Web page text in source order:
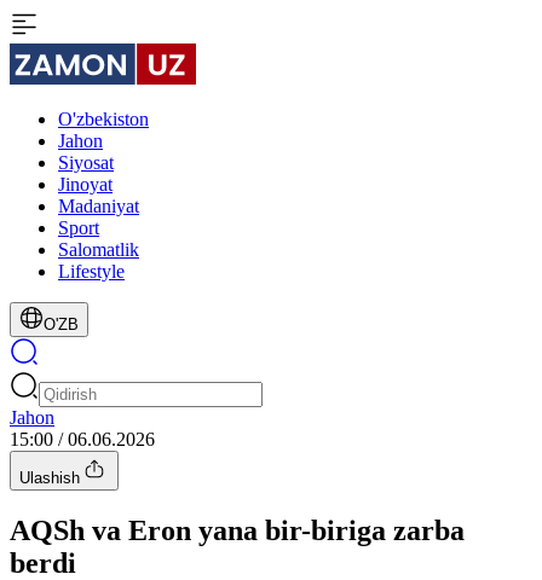
O'zbekiston
Jahon
Siyosat
Jinoyat
Madaniyat
Sport
Salomatlik
Lifestyle
O'ZB
Jahon
15:00 / 06.06.2026
Ulashish
AQSh va Eron yana bir-biriga zarba
berdi